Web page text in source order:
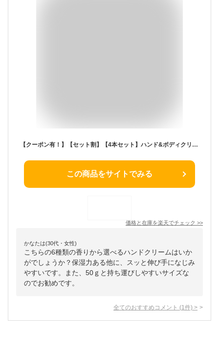
【クーポン有！】【セット割】【4本セット】ハンド&ボディクリーム50g選べる4本セットハンドクリーム 金木犀 ハンドケア ボディケア 保湿 うるおい おしゃれ ギフト プチギフト プレゼント 贈り物 ギフトセット 人気 美容室専売 いい香り 乾燥 敏感肌
この商品をサイトでみる
価格と在庫を楽天でチェック >>
かなたは(30代・女性)
こちらの6種類の香りから選べるハンドクリームはいか
がでしょうか？保湿力ある他に、スッと伸び手になじみ
やすいです。また、50ｇと持ち運びしやすいサイズな
のでお勧めです。
全てのおすすめコメント (1 件) >